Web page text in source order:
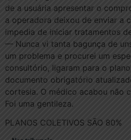
de a usuária apresentar o
a operadora deixou de enviar a
impedia de iniciar tratamentos
— Nunca vi tanta bagunça de
um problema e procurei um
consultório, ligaram para o
documento obrigatório
cortesia. O médico acabou não
Foi uma gentileza.
PLANOS COLETIVOS SÃO 80%